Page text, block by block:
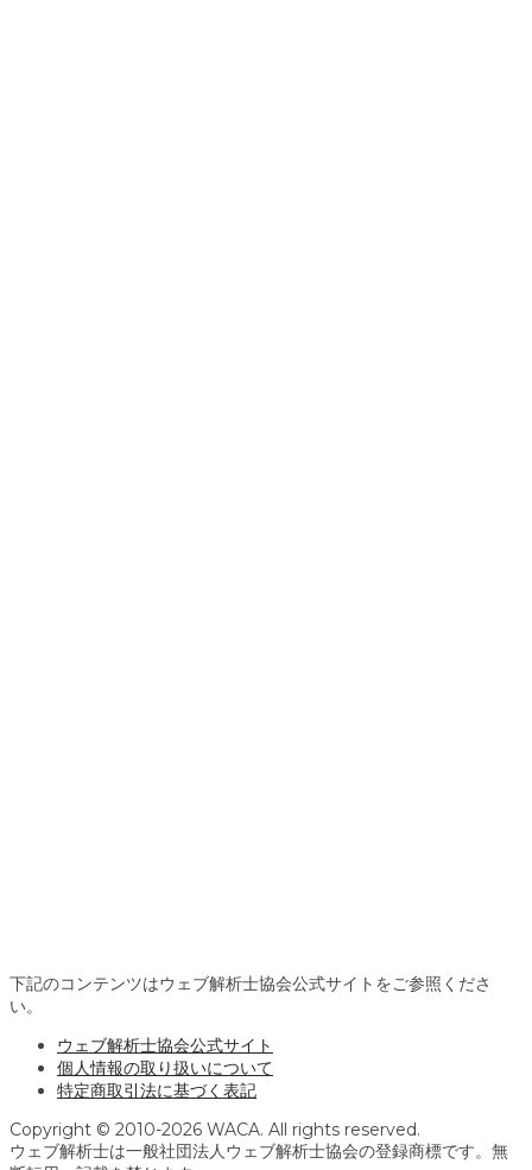
下記のコンテンツはウェブ解析士協会公式サイトをご参照くださ
い。
ウェブ解析士協会公式サイト
個人情報の取り扱いについて
特定商取引法に基づく表記
Copyright © 2010-2026 WACA. All rights reserved.
ウェブ解析士は一般社団法人ウェブ解析士協会の登録商標です。無